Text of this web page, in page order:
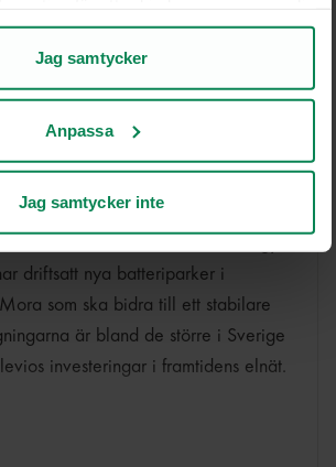
och i vår kommunikation.
och analys av användarbeteende
hur du använder webbplatsen får vi
marknadsföring.
återkalla ditt samtycke genom att
kakor i slutet av varje sida.
Jag samtycker
Anpassa
Jag samtycker inte
stärker elnätet och
driftsatt nya batteriparker i
som ska bidra till ett stabilare
är bland de större i Sverige
investeringar i framtidens elnät.